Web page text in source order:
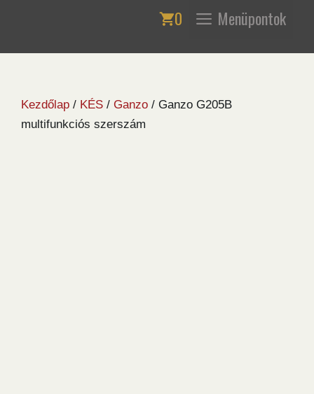
0 Menüpontok
Kezdőlap / KÉS / Ganzo / Ganzo G205B
multifunkciós szerszám